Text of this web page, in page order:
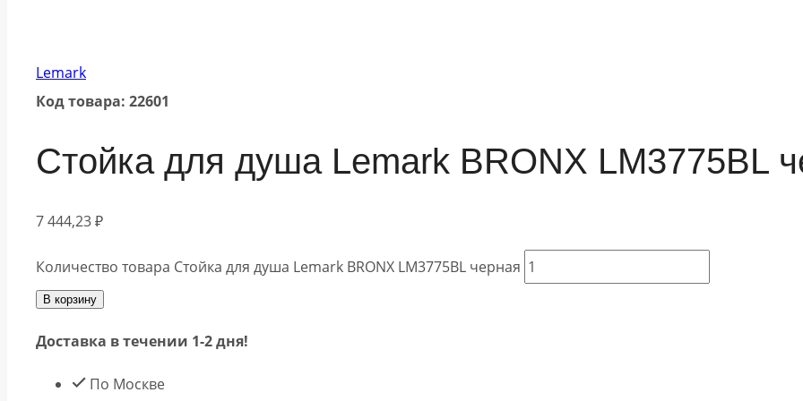
Lemark
Код товара: 22601
Стойка для душа Lemark BRONX LM3775BL
7 444,23₽
Количество товара Стойка для душа Lemark BRONX LM3775BL черная
В корзину
Доставка в течении 1-2 дня!
По Москве